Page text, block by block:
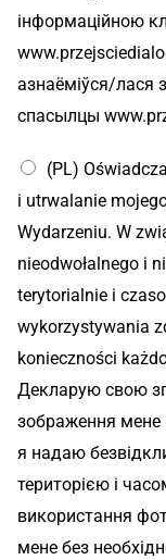
інформаційною
азнаёміўся/лася
спасылцы
(PL)
i utrwalanie
Wydarzeniu. W
nieodwołalnego i
terytorialnie i
wykorzystywania
konieczności
Декларую свою
зображення мене
я надаю
територією і
використання
мене без